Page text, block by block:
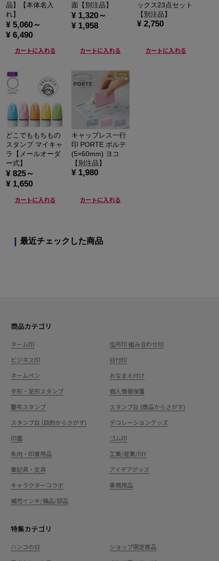
品】【本体名入
れ】
¥ 5,060～
¥ 6,490
カートに入れる
面【別注品】
¥ 1,320～
¥ 1,958
カートに入れる
ックス23点セット
【別注品】
¥ 2,750
カートに入れる
どこでももちもの
スタンプ マイキャ
ラ【メールオーダ
ー式】
¥ 825～
¥ 1,650
カートに入れる
キャップレス一行
印 PORTE ポルテ
(5×60mm) ヨコ
【別注品】
¥ 1,980
カートに入れる
最近チェックした商品
商品カテゴリ
ネーム印
住所印 組み合わせ印
ビジネス印
日付印
ネームペン
おなまえ付け
手形・足形スタンプ
個人情報保護
慶弔スタンプ
スタンプ台 (商品からさがす)
スタンプ台 (目的からさがす)
デコレーショングッズ
印鑑
ゴム印
朱肉・印章用品
工業/産業/DIY
筆記具・文具
アイデアグッズ
キャラクターコラボ
事務用品
補充インキ/備品/部品
特集カテゴリ
ハンコの日
ショップ限定商品